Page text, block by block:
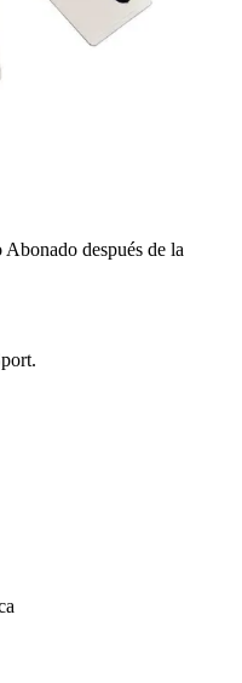
Abonado después de la